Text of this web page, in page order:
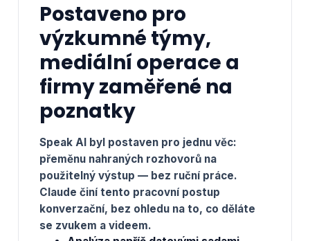
Postaveno pro
výzkumné týmy,
mediální operace a
firmy zaměřené na
poznatky
Speak AI byl postaven pro jednu věc:
přeměnu nahraných rozhovorů na
použitelný výstup — bez ruční práce.
Claude činí tento pracovní postup
konverzační, bez ohledu na to, co děláte
se zvukem a videem.